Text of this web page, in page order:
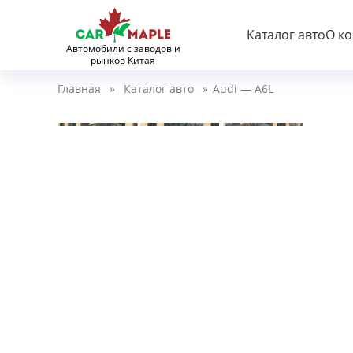
Автомобили с заводов и
рынков Китая
Каталог автоО
Главная » Каталог авто » Audi — A6L